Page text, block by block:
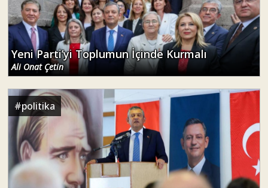
Yeni Parti’yi Toplumun İçinde Kurmalı
Ali Onat Çetin
#politika